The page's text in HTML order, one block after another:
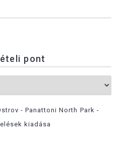
pont
- Panattoni North Park -
kiadása